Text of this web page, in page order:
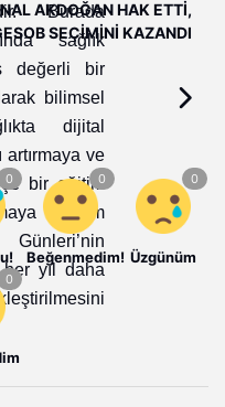
Burada
sağlık
değerli bir
bilimsel
dijital
artırmaya ve
bir eğitim
devam
yıl daha
Başkan
AKDOĞAN HAK ETTİ,
SEÇİMİNİ KAZANDI
Beğenmedim! Üzgünüm